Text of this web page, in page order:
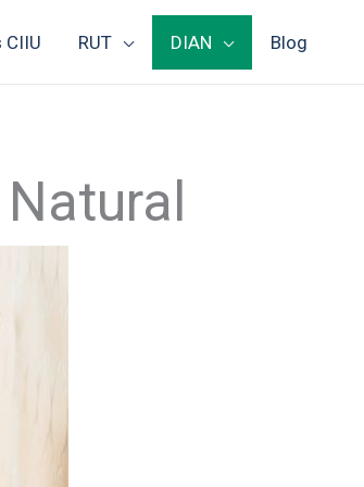
CIIU RUT DIAN Blog